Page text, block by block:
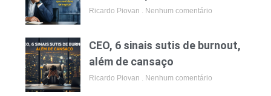
Ricardo Piovan Nenhum comentário
CEO, 6 sinais sutis de burnout,
além de cansaço
Ricardo Piovan Nenhum comentário